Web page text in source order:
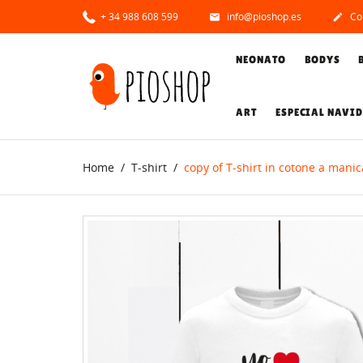
+ 34 988 608 599  info@pioshop.es 
NEONATO BODYS
ART ESPECIAL
Home T-shirt copy of T-shirt in cotone a